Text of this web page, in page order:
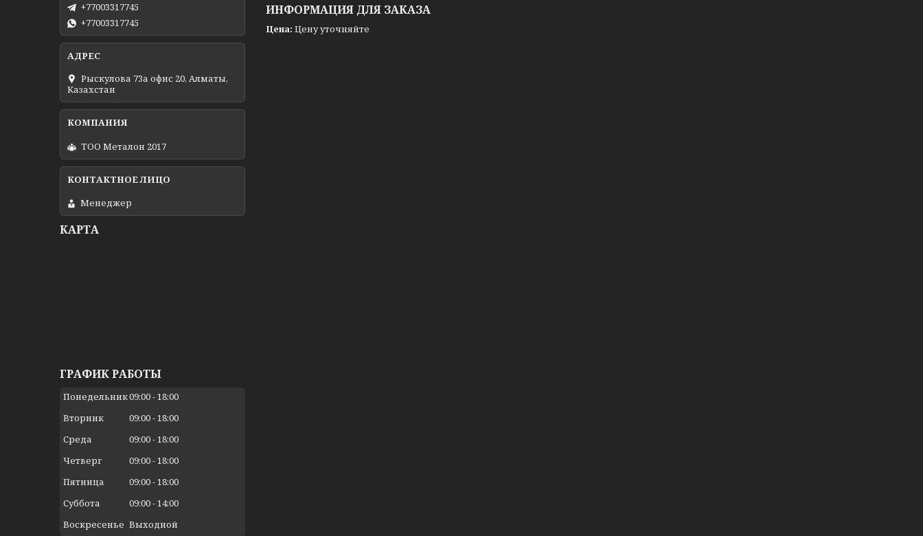
ИНФОРМАЦИЯ ДЛЯ ЗАКАЗА
Цена: Цену уточняйте
+77003317745
+77003317745
Рыскулова 73а офис 20, Алматы,
Казахстан
ТОО Металон 2017
Менеджер
КАРТА
ГРАФИК РАБОТЫ
Понедельник09:00 18:00
Вторник
09:00 18:00
Среда
09:00 18:00
Четверг
09:00 18:00
Пятница
09:00 18:00
Суббота
09:00 14:00
Воскресенье Выходной